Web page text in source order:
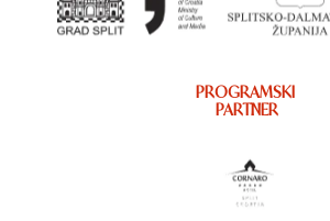
PROGRAMSKI
PARTNER